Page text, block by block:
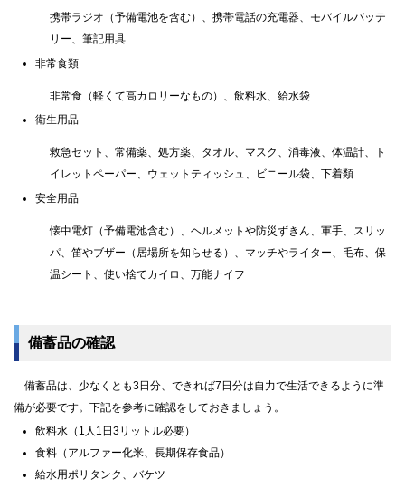
携帯ラジオ（予備電池を含む）、携帯電話の充電器、モバイルバッテ
リー、筆記用具
非常食類
非常食（軽くて高カロリーなもの）、飲料水、給水袋
衛生用品
救急セット、常備薬、処方薬、タオル、マスク、消毒液、体温計、ト
イレットペーパー、ウェットティッシュ、ビニール袋、下着類
安全用品
懐中電灯（予備電池含む）、ヘルメットや防災ずきん、軍手、スリッ
パ、笛やブザー（居場所を知らせる）、マッチやライター、毛布、保
温シート、使い捨てカイロ、万能ナイフ
備蓄品の確認
備蓄品は、少なくとも3日分、できれば7日分は自力で生活できるように準
備が必要です。下記を参考に確認をしておきましょう。
飲料水（1人1日3リットル必要）
食料（アルファー化米、長期保存食品）
給水用ポリタンク、バケツ